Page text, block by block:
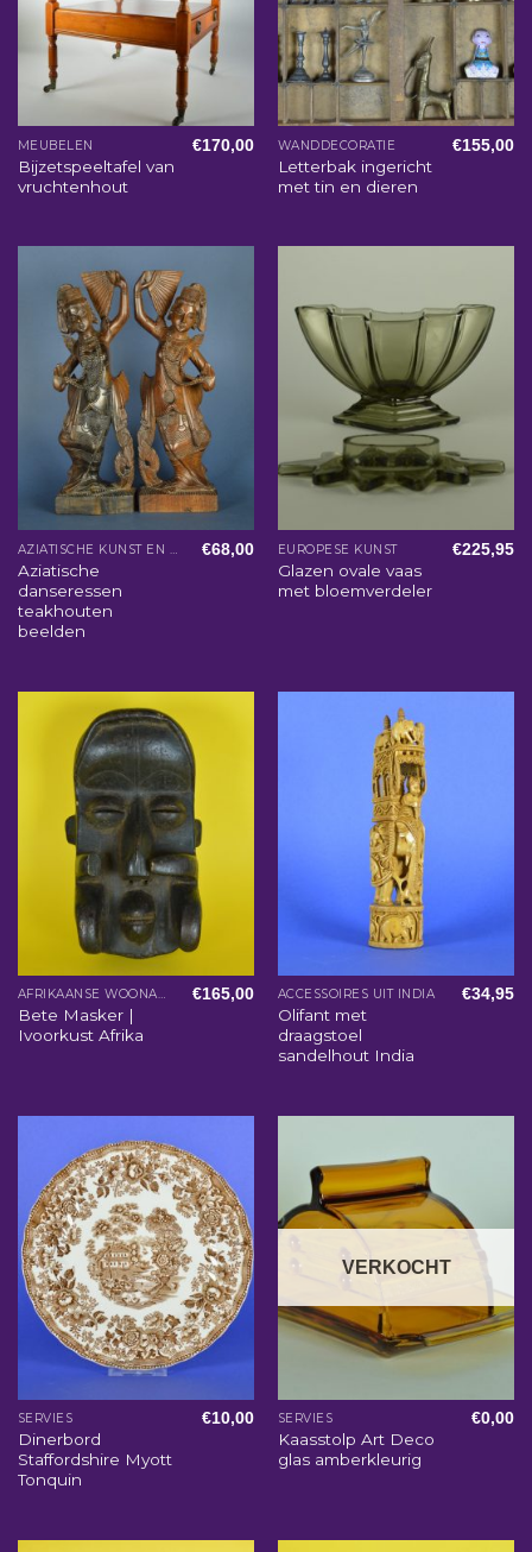
MEUBELEN
Bijzetspeeltafel van
vruchtenhout
€170,00 WANDDECORATIE
Letterbak ingericht
met tin en dieren
€155,00
AZIATISCHE KUNST EN WOONACCESSOIRES
Aziatische
danseressen
teakhouten
beelden
€68,00 EUROPESE KUNST
Glazen ovale vaas
met bloemverdeler
€225,95
AFRIKAANSE WOONACCESSOIRES
Bete Masker |
Ivoorkust Afrika
€165,00 ACCESSOIRES UIT INDIA
Olifant met
draagstoel
sandelhout India
€34,95
SERVIES
Dinerbord
Staffordshire Myott
Tonquin
€10,00
VERKOCHT
SERVIES
Kaasstolp Art Deco
glas amberkleurig
€0,00